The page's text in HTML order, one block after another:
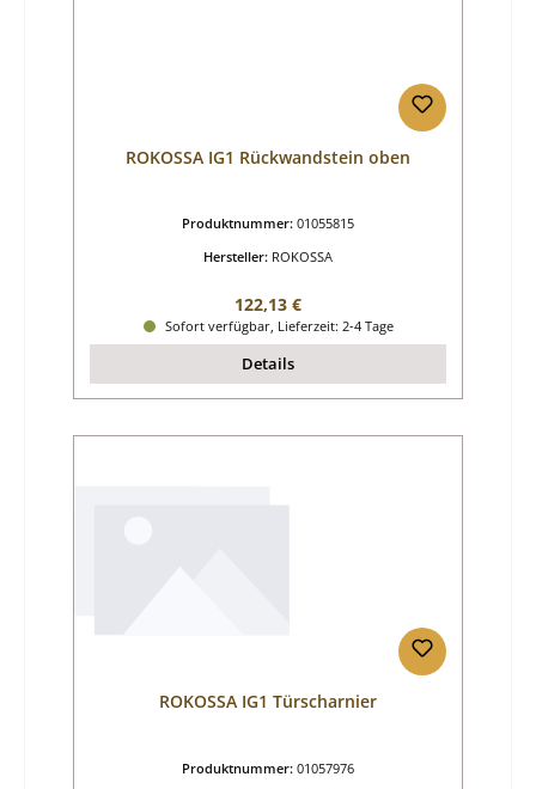
ROKOSSA IG1 Rückwandstein oben
Produktnummer: 01055815
Hersteller: ROKOSSA
Regulärer Preis:
122,13 €
Sofort verfügbar, Lieferzeit: 2-4 Tage
Details
ROKOSSA IG1 Türscharnier
Produktnummer: 01057976